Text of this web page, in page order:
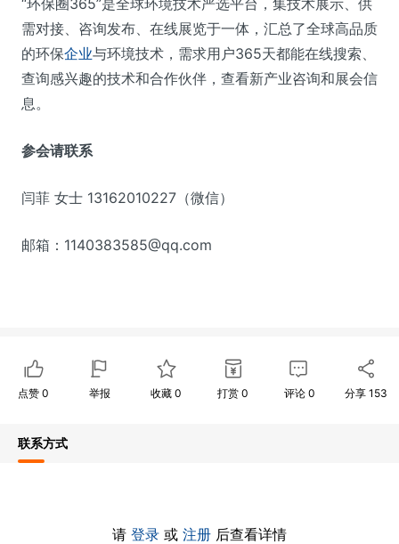
需对接、咨询发布、在线展览于一体，汇总了全球高品质
的环保企业与环境技术，需求用户365天都能在线搜索、
查询感兴趣的技术和合作伙伴，查看新产业咨询和展会信
息。
参会请联系
闫菲 女士 13162010227（微信）
邮箱：1140383585@qq.com
点赞 0 举报 收藏0 打赏 0 评论 0 分享 153
联系方式
请 登录 或 注册 后查看详情